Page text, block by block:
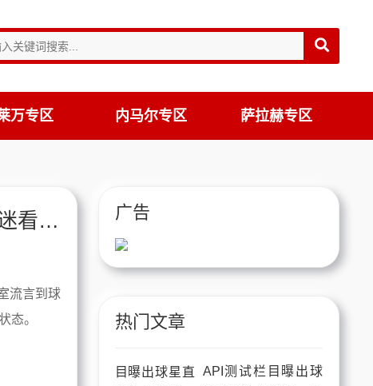
万专区 内马尔专区 萨拉赫专区
莱万今日表现的3个致命失误，巴萨球迷看完血压飙升
流言到球
态。
广告
热门文章
API测试栏目曝出球